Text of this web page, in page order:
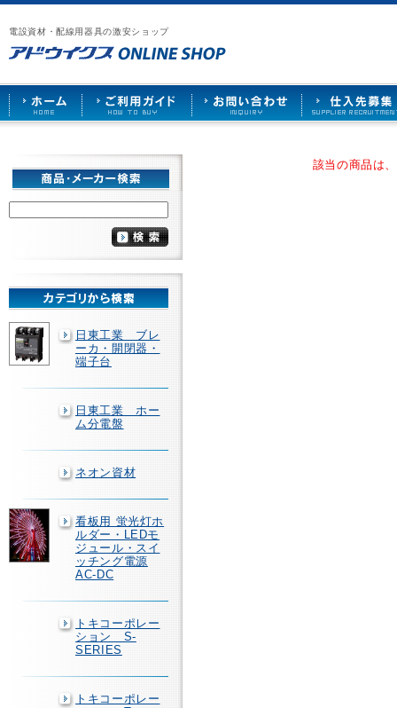
電設資材・配線用器具の激安ショップ
漏
電
ブ
レ
ー
カ
ー
や
照
ケ
ッ
ト
な
で
販
売
ア
ウ
イ
ス
HOME
ご
用
ガ
ド
お
い
合
せ
仕
先
募
日東工業 ブレ
ーカ・開閉器・
端子台
日東工業 ホー
ム分電盤
ネオン資材
看板用 蛍光灯ホ
ルダー・LEDモ
ジュール・スイ
ッチング電源
AC-DC
トキコーポレー
ション S-
SERIES
トキコーポレー
該当の商品は